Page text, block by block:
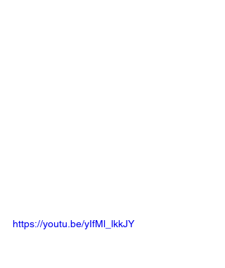
https://youtu.be/yIfMl_lkkJY